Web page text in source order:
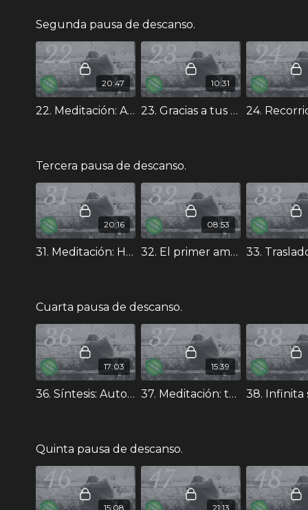
Segunda pausa de descanso.
20:47
22. Meditación: Agradecimiento a tu linaje. - Curso II
10:31
23. Gracias a tus padres. - Curso II
Tercera pausa de descanso.
20:16
31. Meditación: Huella de Abandono en mis vínculos de pareja. - Curso II
08:53
32. El primer amor. - Curso II
Cuarta pausa de descanso.
17:03
36. Síntesis: Autoconmiseración vs soluciones. - Curso II
15:39
37. Meditación: tu historia sin juicios. - Curso II
Quinta pausa de descanso.
15:08 21:13